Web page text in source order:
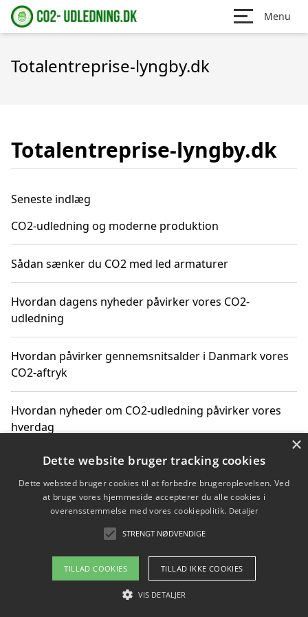
Menu
Totalentreprise-lyngby.dk
Totalentreprise-lyngby.dk
Seneste indlæg
CO2-udledning og moderne produktion
Sådan sænker du CO2 med led armaturer
Hvordan dagens nyheder påvirker vores CO2-
udledning
Hvordan påvirker gennemsnitsalder i Danmark vores
CO2-aftryk
Hvordan nyheder om CO2-udledning påvirker vores
hverdag
Copyright 2026 - Pilanto Aps
Om / kontakt
Blog Betingelser
×
Dette website bruger tracking cookies
Dette websted bruger cookies til at forbedre brugeroplevelsen. Ved
at bruge vores hjemmeside accepterer du alle cookies i
overensstemmelse med vores cookiepolitik. Detaljer
STRENGT NØDVENDIGE
TILLAD COOKIES TILLAD IKKE COOKIES
VIS DETALJER